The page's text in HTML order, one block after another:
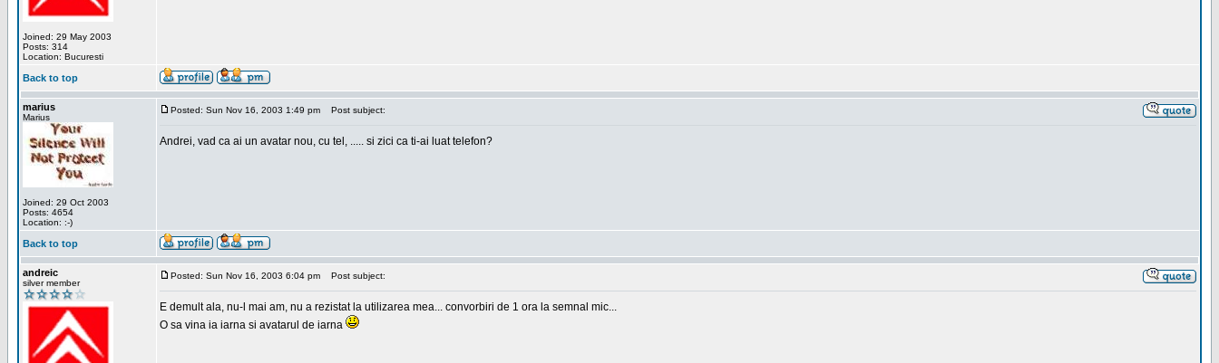
Joined: 29 May 2003
Posts: 314
Location: Bucuresti
Back to top
marius
Marius
Joined: 29 Oct 2003
Posts: 4654
Location: :-)
Posted: Sun Nov 16, 2003 1:49 pm Post subject:
Andrei, vad ca ai un avatar nou, cu tel, ..... si zici ca ti-ai luat telefon?
Back to top
andreic
silver member
Posted: Sun Nov 16, 2003 6:04 pm Post subject:
E demult ala, nu-l mai am, nu a rezistat la utilizarea mea... convorbiri de 1 ora la semnal mic...
O sa vina ia iarna si avatarul de iarna